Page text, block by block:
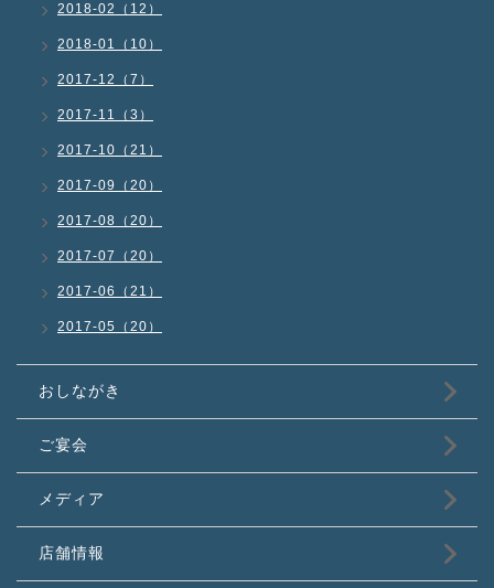
2018-02（12）
2018-01（10）
2017-12（7）
2017-11（3）
2017-10（21）
2017-09（20）
2017-08（20）
2017-07（20）
2017-06（21）
2017-05（20）
おしながき
ご宴会
メディア
店舗情報